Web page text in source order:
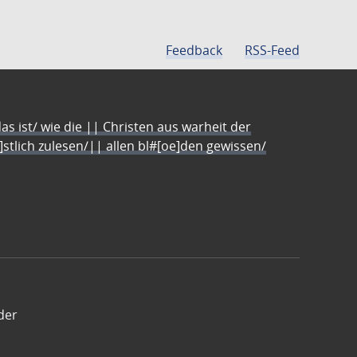
Feedback RSS-Feed
ist/ wie die || Christen aus warheit der
zulesen/|| allen bl#[oe]den gewissen/